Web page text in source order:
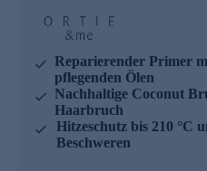
Reparierender Primer
pflegenden Ölen
Nachhaltige Coconut
Haarbruch
Hitzeschutz bis 210 °C
Beschweren